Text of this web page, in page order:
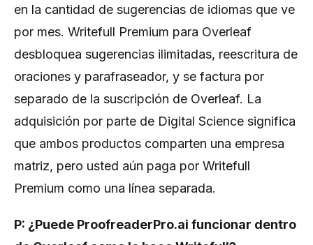
en la cantidad de sugerencias de idiomas que ve
por mes. Writefull Premium para Overleaf
desbloquea sugerencias ilimitadas, reescritura de
oraciones y parafraseador, y se factura por
separado de la suscripción de Overleaf. La
adquisición por parte de Digital Science significa
que ambos productos comparten una empresa
matriz, pero usted aún paga por Writefull
Premium como una línea separada.
P: ¿Puede ProofreaderPro.ai funcionar dentro